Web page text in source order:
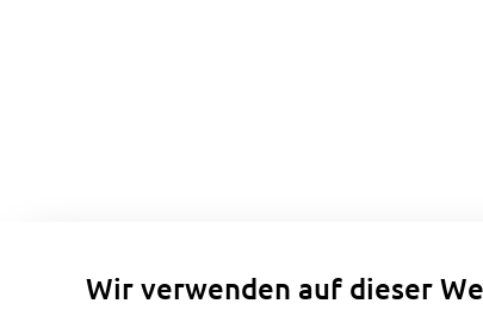
Wir verwenden auf dieser